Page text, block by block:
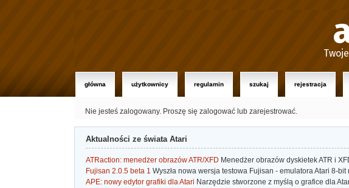
główna użytkownicy regulamin szukaj rejestracja
Nie jesteś zalogowany. Proszę się zalogować lub zarejestrować.
Aktualności ze świata Atari
ATRaction: menedżer obrazów ATR/XFD Menedżer obrazów dyskietek ATR i
Fujisan 2.0.5 beta 1 Wyszła nowa wersja testowa Fujisan - emulatora Atari 8-
APE: nowy edytor grafiki dla Atari Narzędzie stworzone z myślą o grafice dla